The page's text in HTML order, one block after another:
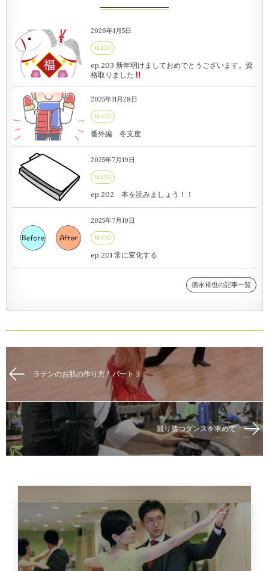
2026年1月5日
BLOG
ep.203 新年明けましておめでとうございます。資
格取りました
2025年11月28日
BLOG
番外編 冬支度
2025年7月19日
BLOG
ep.202 本を読みましょう！！
2025年7月10日
BLOG
ep.201 常に変化する
德永裕也の記事一覧
ラテンのお肌の作り方！パート３
競り勝つダンスを求めて